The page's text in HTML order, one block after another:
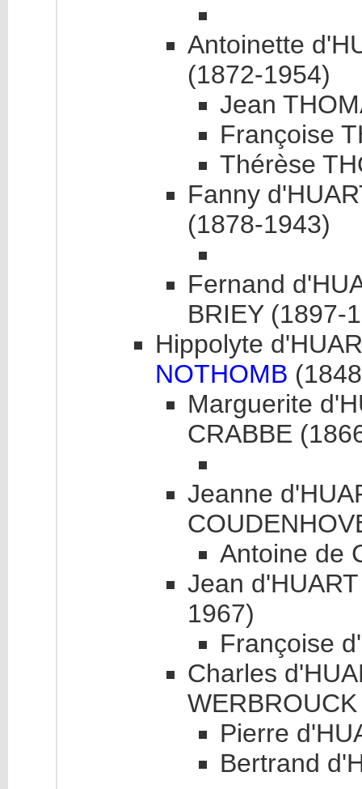
Antoinette
(1872-1954)
Jean
Françoise
Thérèse
Fanny
(1878-1943)
Fernand
BRIEY (1897-
Hippolyte
NOTHOMB
Marguerite
CRABBE
Jeanne
Antoine de
Jean
1967)
Françoise
Charles
Pierre
Bertrand